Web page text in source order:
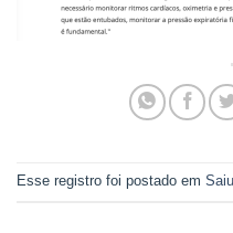
Esse registro foi postado em